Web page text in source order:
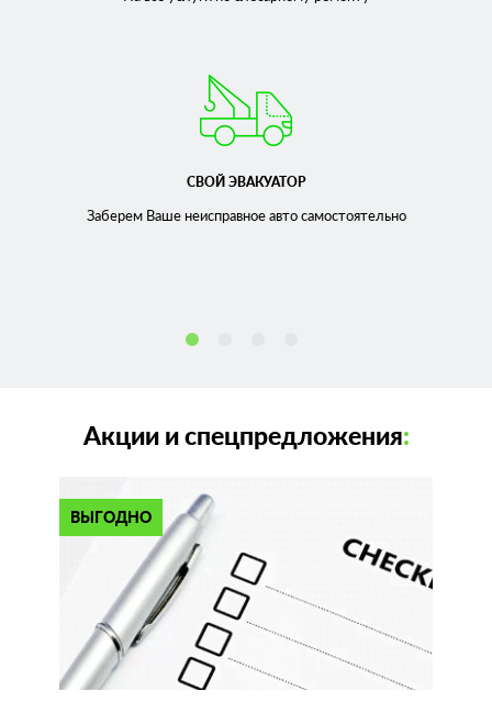
СВОЙ ЭВАКУАТОР
Заберем Ваше неисправноеавто самостоятельно
Акции и спецпредложения:
ВЫГОДНО